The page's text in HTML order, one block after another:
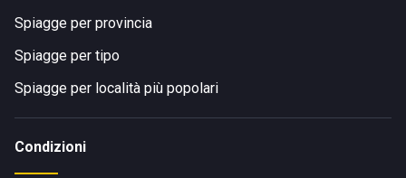
Spiagge per provincia
Spiagge per tipo
Spiagge per località più popolari
Condizioni